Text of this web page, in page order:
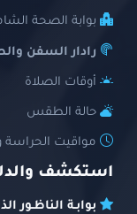
بوابة الصحة
رادار السفن
أوقات الصلاة
حالة الطقس
مواقيت الحراسة
استكشف
بوابـة الناظـور